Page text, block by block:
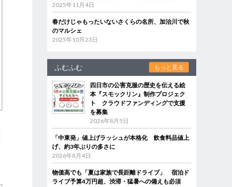
2025年11月4日
春だけじゃもったいないさくらの名所、加治川で秋
のマルシェ
2025年10月23日
ふむふむ もっと見る
四日市の公害克服の歴史を伝える絵
本『スモックリン』制作プロジェク
ト クラウドファンディングで支援
を募集
2026年8月5日
「中東発」値上げラッシュが本格化 飲食料品値上
げ、約3年ぶりの多さに
2026年8月4日
物価高でも「夏は家族で長距離ドライブ」 宿泊ド
ライブ予算4万円超、渋滞・猛暑への備えも必須